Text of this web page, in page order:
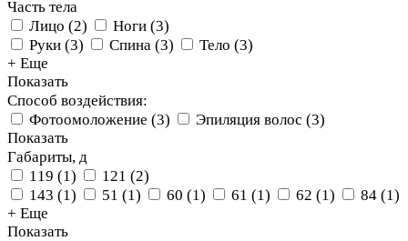
Часть тела
Лицо (2) Ноги (3)
Руки (3) Спина (3) Тело (3)
+ Еще
Показать
Способ воздействия:
Фотоомоложение (3) Эпиляция волос (3)
Показать
Габариты, д
119 (1) 121 (2)
143 (1) 51 (1) 60 (1) 61 (1) 62 (1) 84 (1)
+ Еще
Показать